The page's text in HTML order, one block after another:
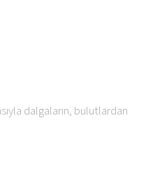
dalgaların, bulutlardan